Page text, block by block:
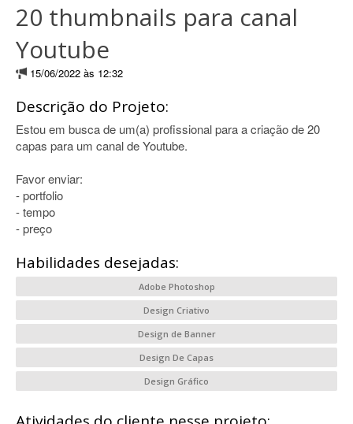
20 thumbnails para canal
Youtube
15/06/2022 às 12:32
Descrição do Projeto:
Estou em busca de um(a) profissional para a criação de 20
capas para um canal de Youtube.
Favor enviar:
- portfolio
- tempo
- preço
Habilidades desejadas:
Adobe Photoshop
Design Criativo
Design de Banner
Design De Capas
Design Gráfico